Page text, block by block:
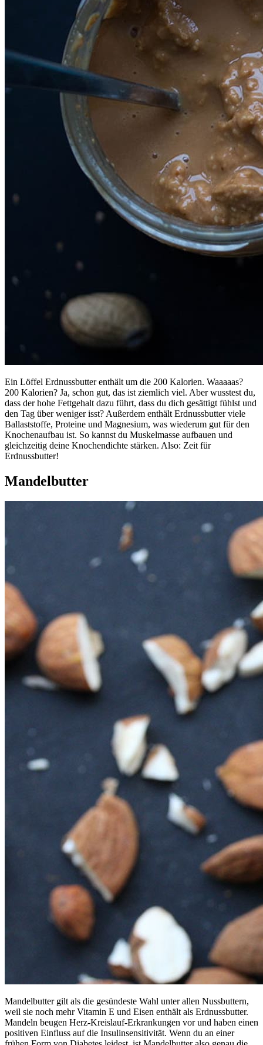
Ein Löffel Erdnussbutter enthält um die 200 Kalorien. Waaaaas?
200 Kalorien? Ja, schon gut, das ist ziemlich viel. Aber wusstest du,
dass der hohe Fettgehalt dazu führt, dass du dich gesättigt fühlst und
den Tag über weniger isst? Außerdem enthält Erdnussbutter viele
Ballaststoffe, Proteine und Magnesium, was wiederum gut für den
Knochenaufbau ist. So kannst du Muskelmasse aufbauen und
gleichzeitig deine Knochendichte stärken. Also: Zeit für
Erdnussbutter!
Mandelbutter
Mandelbutter gilt als die gesündeste Wahl unter allen Nussbuttern,
weil sie noch mehr Vitamin E und Eisen enthält als Erdnussbutter.
Mandeln beugen Herz-Kreislauf-Erkrankungen vor und haben einen
positiven Einfluss auf die Insulinsensitivität. Wenn du an einer